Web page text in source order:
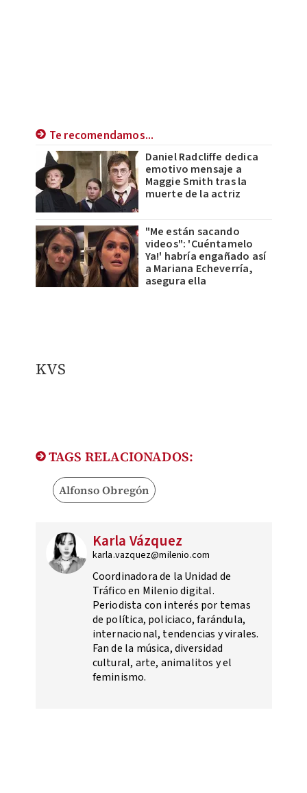
Te recomendamos...
Daniel Radcliffe dedica
emotivo mensaje a
Maggie Smith tras la
muerte de la actriz
"Me están sacando
videos": 'Cuéntamelo
Ya!' habría engañado así
a Mariana Echeverría,
asegura ella
KVS
TAGS RELACIONADOS:
Alfonso Obregón
Karla Vázquez
karla.vazquez@milenio.com
Coordinadora de la Unidad de
Tráfico en Milenio digital.
Periodista con interés por temas
de política, policiaco, farándula,
internacional, tendencias y virales.
Fan de la música, diversidad
cultural, arte, animalitos y el
feminismo.